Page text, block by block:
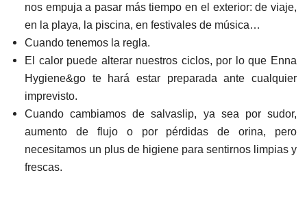
nos empuja a pasar más tiempo en el exterior: de viaje,
en la playa, la piscina, en festivales de música…
Cuando tenemos la regla.
El calor puede alterar nuestros ciclos, por lo que Enna
Hygiene&go te hará estar preparada ante cualquier
imprevisto.
Cuando cambiamos de salvaslip, ya sea por sudor,
aumento de flujo o por pérdidas de orina, pero
necesitamos un plus de higiene para sentirnos limpias y
frescas.